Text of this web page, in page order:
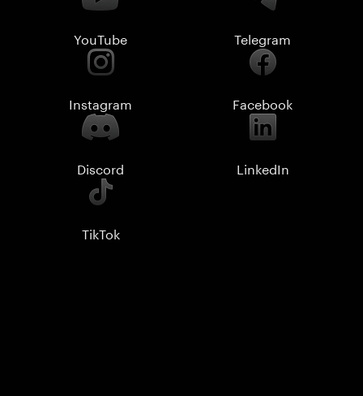
YouTube Telegram
Instagram Facebook
Discord LinkedIn
TikTok